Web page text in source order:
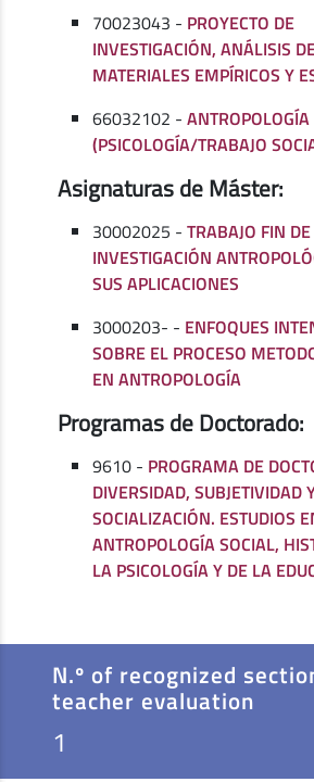
70023043 - PROYECTO DE
INVESTIGACIÓN, ANÁLISIS
MATERIALES EMPÍRICOS Y
66032102 -ANTROPOLOGÍA
(PSICOLOGÍA/TRABAJO
Asignaturas de Máster:
30002025 -TRABAJO FIN
INVESTIGACIÓN
SUS APLICACIONES
3000203- - ENFOQUES
SOBRE EL PROCESO
EN ANTROPOLOGÍA
Programas de Doctorado:
9610 - PROGRAMA DE
DIVERSIDAD, SUBJETIVIDAD
SOCIALIZACIÓN. ESTUDIOS
ANTROPOLOGÍA SOCIAL,
LA PSICOLOGÍA Y DE LA
N.º of recognized
teacher evaluation
1